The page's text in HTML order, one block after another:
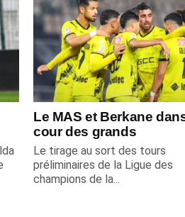
Le MAS et Berkane
cour des grands
Le tirage au sort des tours
préliminaires de la Ligue des
champions de la...